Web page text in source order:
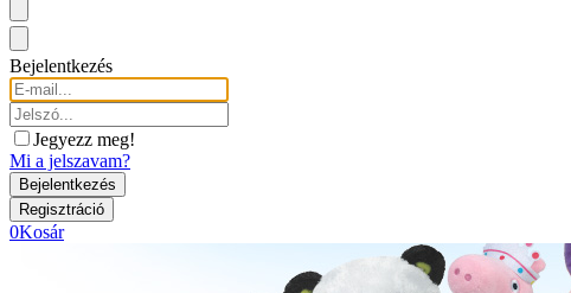
Bejelentkezés
Jegyezz meg!
Mi a jelszavam?
0Kosár